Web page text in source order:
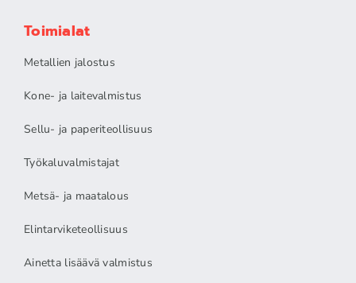
Toimialat
Metallien jalostus
Kone- ja laitevalmistus
Sellu- ja paperiteollisuus
Työkaluvalmistajat
Metsä- ja maatalous
Elintarviketeollisuus
Ainetta lisäävä valmistus